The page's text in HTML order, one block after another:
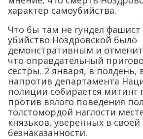
характер самоубийства.
Что бы там не гундел фашист
убийство Ноздровской было
демонстративным и
что оправдательный
сестры. 2 января, в полдень,
напротив департамента
полиции собирается митинг
против вялого поведения
толстомордой наглости
князьков, уверенных в
безнаказанности.